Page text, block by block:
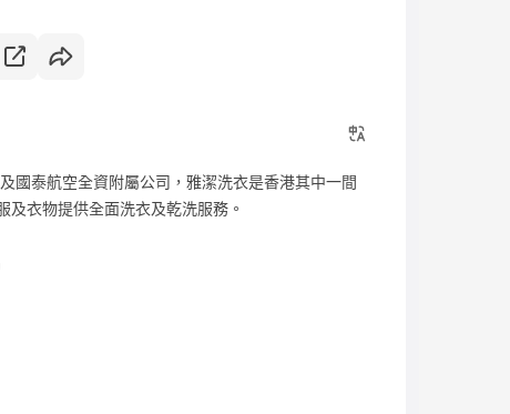
國泰航空全資附屬公司，雅潔洗衣是香港其中一間
衣物提供全面洗衣及乾洗服務。